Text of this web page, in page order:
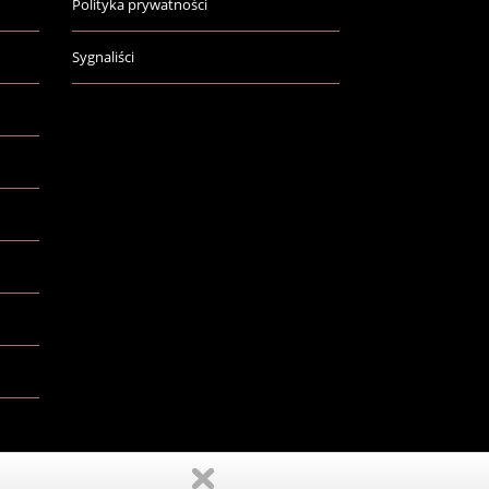
Polityka prywatności
Sygnaliści
- Wszelkie prawa zastrzeżone (C) 2026